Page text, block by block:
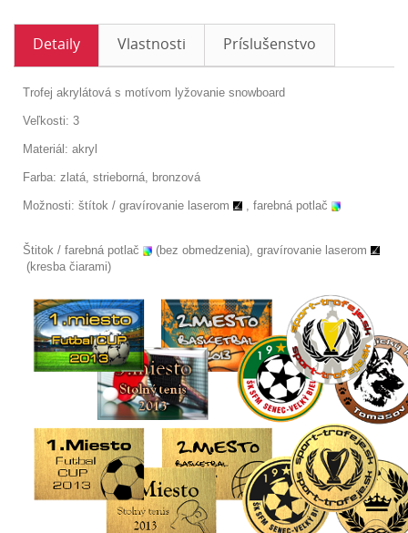
Detaily Vlastnosti Príslušenstvo
Trofej akrylátová s motívom lyžovanie snowboard
Veľkosti: 3
Materiál: akryl
Farba: zlatá, strieborná, bronzová
Možnosti: štítok / gravírovanie laserom , farebná potlač
Štitok / farebná potlač
(bez obmedzenia), gravírovanie laserom
(kresba čiarami)